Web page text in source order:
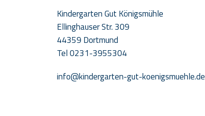
Kindergarten Gut Königsmühle
Ellinghauser Str. 309
44359 Dortmund
Tel 0231-3955304
info@kindergarten-gut-koenigsmuehle.de